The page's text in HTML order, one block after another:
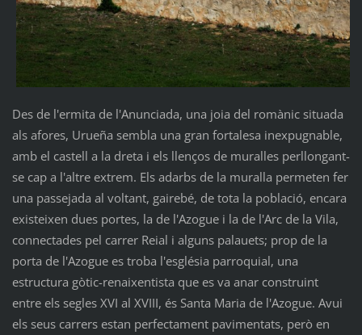
Des de l'ermita de l'Anunciada, una joia del romànic situada
als afores, Urueña sembla una gran fortalesa inexpugnable,
amb el castell a la dreta i els llenços de muralles perllongant-
se cap a l'altre extrem. Els adarbs de la muralla permeten fer
una passejada al voltant, gairebé, de tota la població, encara
existeixen dues portes, la de l'Azogue i la de l'Arc de la Vila,
connectades pel carrer Reial i alguns palauets; prop de la
porta de l'Azogue es troba l'església parroquial, una
estructura gòtic-renaixentista que es va anar construint
entre els segles XVI al XVIII, és Santa Maria de l'Azogue. Avui
els seus carrers estan perfectament pavimentats, però en